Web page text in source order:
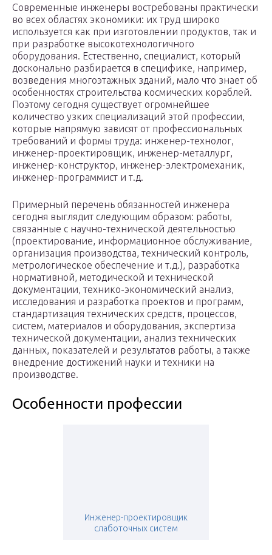
Современные инженеры востребованы практически
во всех областях экономики: их труд широко
используется как при изготовлении продуктов, так и
при разработке высокотехнологичного
оборудования. Естественно, специалист, который
досконально разбирается в специфике, например,
возведения многоэтажных зданий, мало что знает об
особенностях строительства космических кораблей.
Поэтому сегодня существует огромнейшее
количество узких специализаций этой профессии,
которые напрямую зависят от профессиональных
требований и формы труда: инженер-технолог,
инженер-проектировщик, инженер-металлург,
инженер-конструктор, инженер-электромеханик,
инженер-программист и т.д.
Примерный перечень обязанностей инженера
сегодня выглядит следующим образом: работы,
связанные с научно-технической деятельностью
(проектирование, информационное обслуживание,
организация производства, технический контроль,
метрологическое обеспечение и т.д.), разработка
нормативной, методической и технической
документации, технико-экономический анализ,
исследования и разработка проектов и программ,
стандартизация технических средств, процессов,
систем, материалов и оборудования, экспертиза
технической документации, анализ технических
данных, показателей и результатов работы, а также
внедрение достижений науки и техники на
производстве.
Особенности профессии
Инженер-проектировщик
слаботочных систем